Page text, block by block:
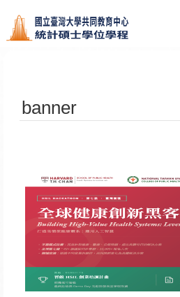
跳到主要內容區塊
banner